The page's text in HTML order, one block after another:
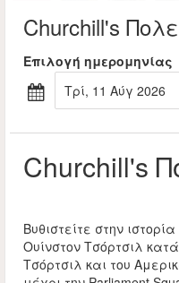
Churchill's
Επιλογή ημερομηνίας
Τρί, 11 Αύγ 2026
Churchill's
Βυθιστείτε στην
Ουίνστον Τσόρτσιλ
Τσόρτσιλ και του